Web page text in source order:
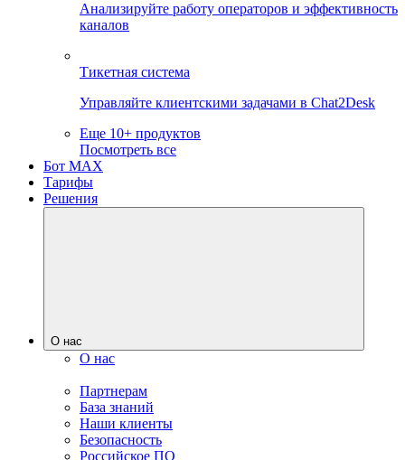
Анализируйте работу операторов и эффективность
каналов
Тикетная система
Управляйте клиентскими задачами в Chat2Desk
Еще 10+ продуктов
Посмотреть все
Бот MAX
Тарифы
Решения
О нас
О нас
Партнерам
База знаний
Наши клиенты
Безопасность
Российское ПО